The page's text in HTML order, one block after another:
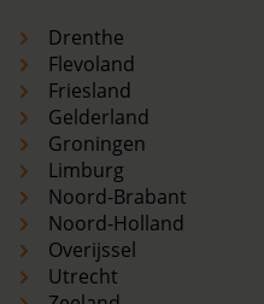
Drenthe
Flevoland
Friesland
Gelderland
Groningen
Limburg
Noord-Brabant
Noord-Holland
Overijssel
Utrecht